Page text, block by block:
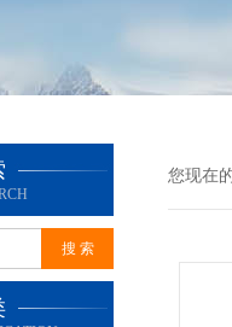
您现在